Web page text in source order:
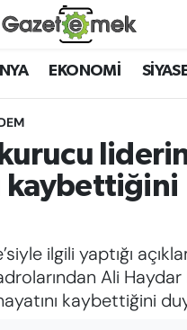
EKONOMİ
kurucu
kaybettiğini
ilgili yaptığı
Ali
kaybettiğini
EMEK
GELİŞTİRMEK
Vakitleri
Durumu ve Fikstür